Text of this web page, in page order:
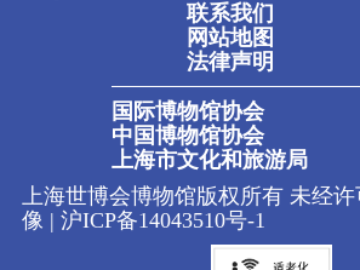
联系我们
网站地图
法律声明
国际博物馆协会
中国博物馆协会
上海市文化和旅游局
上海世博会博物馆版权所有 未经
像 | 沪ICP备14043510号-1